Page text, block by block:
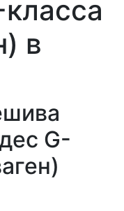
в
G-